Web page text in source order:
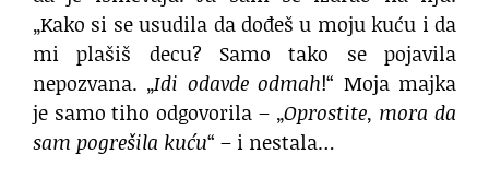
„Kako si se usudila da dođeš u moju kuću i da
mi plašiš decu? Samo tako se pojavila
nepozvana. „Idi odavde odmah!“ Moja majka
je samo tiho odgovorila – „Oprostite, mora da
sam pogrešila kuću“ – i nestala…